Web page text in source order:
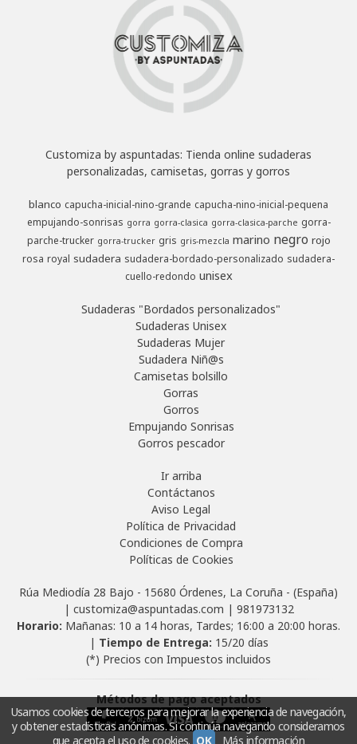
Customiza by aspuntadas: Tienda online sudaderas
personalizadas, camisetas, gorras y gorros
blanco capucha-inicial-nino-grande capucha-nino-inicial-pequena
empujando-sonrisas gorra gorra-clasica gorra-clasica-parche gorra-
parche-trucker gorra-trucker gris gris-mezcla marino negro rojo
rosa royal sudadera sudadera-bordado-personalizado sudadera-
cuello-redondo unisex
Sudaderas "Bordados personalizados"
Sudaderas Unisex
Sudaderas Mujer
Sudadera Niñ@s
Camisetas bolsillo
Gorras
Gorros
Empujando Sonrisas
Gorros pescador
Ir arriba
Contáctanos
Aviso Legal
Política de Privacidad
Condiciones de Compra
Políticas de Cookies
Rúa Mediodía 28 Bajo - 15680 Órdenes, La Coruña - (España)
| customiza@aspuntadas.com | 981973132
Horario: Mañanas: 10 a 14 horas, Tardes; 16:00 a 20:00 horas.
| Tiempo de Entrega: 15/20 días
(*) Precios con Impuestos incluidos
Métodos de pago aceptados
Usamos cookies de terceros para mejorar la experiencia de navegación,
y obtener estadísticas anónimas. Si continúa navegando consideramos
que acepta el uso de cookies. OK Más información